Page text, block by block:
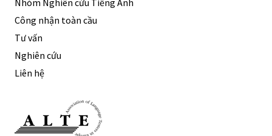
Nhóm Nghiên cứu Tiếng Anh
Công nhận toàn cầu
Tư vấn
Nghiên cứu
Liên hệ